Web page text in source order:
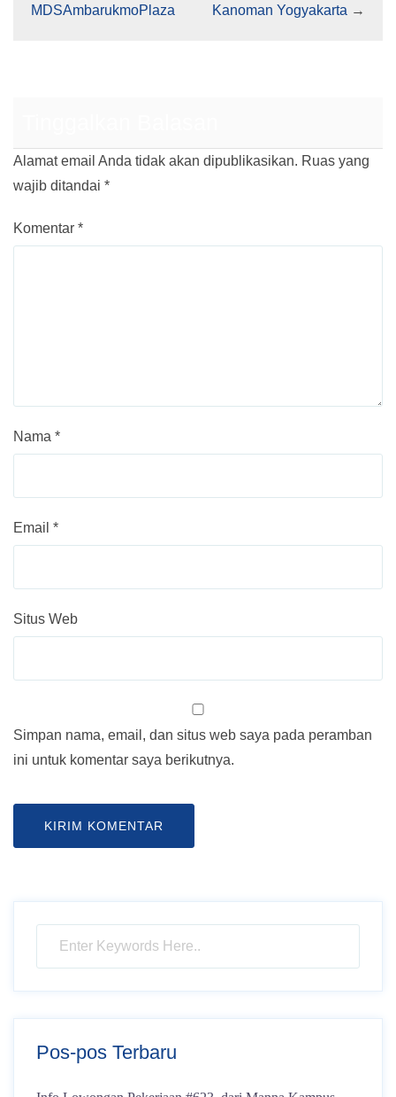
MDSAmbarukmoPlaza
Kanoman Yogyakarta →
Alamat email Anda tidak akan dipublikasikan. Ruas yang
wajib ditandai *
Komentar *
Nama *
Email *
Situs Web
Simpan nama, email, dan situs web saya pada peramban
ini untuk komentar saya berikutnya.
Pos-pos Terbaru